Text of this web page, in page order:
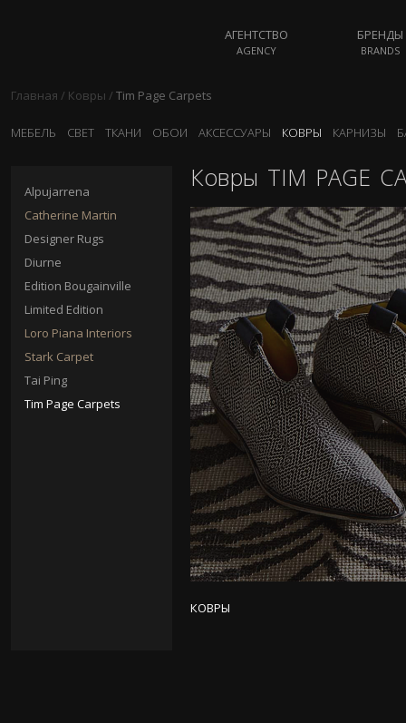
АГЕНТСТВО
AGENCY
БРЕНДЫ
BRANDS
Главная / Ковры / Tim Page Carpets
МЕБЕЛЬ СВЕТ ТКАНИ ОБОИ АКСЕССУАРЫ КОВРЫ КАРНИЗЫ
Alpujarrena
Catherine Martin
Designer Rugs
Diurne
Edition Bougainville
Limited Edition
Loro Piana Interiors
Stark Carpet
Tai Ping
Tim Page Carpets
Ковры TIM PAGE
КОВРЫ